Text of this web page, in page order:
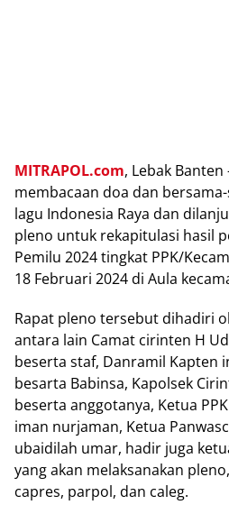
MITRAPOL.com, Lebak
membacaan doa dan
lagu Indonesia Raya dan
pleno untuk rekapitulasi hasil
Pemilu 2024 tingkat PPK/
18 Februari 2024 di Aula
Rapat pleno tersebut dihadiri
antara lain Camat cirinten H
beserta staf, Danramil Kapten
besarta Babinsa, Kapolsek
beserta anggotanya, Ketua
iman nurjaman, Ketua
ubaidilah umar, hadir juga
yang akan melaksanakan
capres, parpol, dan caleg.